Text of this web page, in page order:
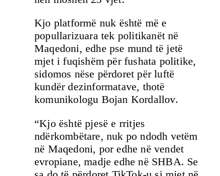
Kjo platformë nuk është më e
popullarizuara tek politikanët në
Maqedoni, edhe pse mund të jetë
mjet i fuqishëm për fushata politike,
sidomos nëse përdoret për luftë
kundër dezinformatave, thotë
komunikologu Bojan Kordallov.
“Kjo është pjesë e rritjes
ndërkombëtare, nuk po ndodh vetëm
në Maqedoni, por edhe në vendet
evropiane, madje edhe në SHBA. Se